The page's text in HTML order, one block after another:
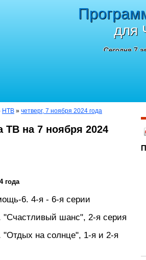
для
Сегодня 7
НТВ » четверг, 7 ноября 2024 года
на 7 ноября 2024
года
6. 4-я - 6-я серии
"Счастливый шанс", 2-я серия
"Отдых на солнце", 1-я и 2-я